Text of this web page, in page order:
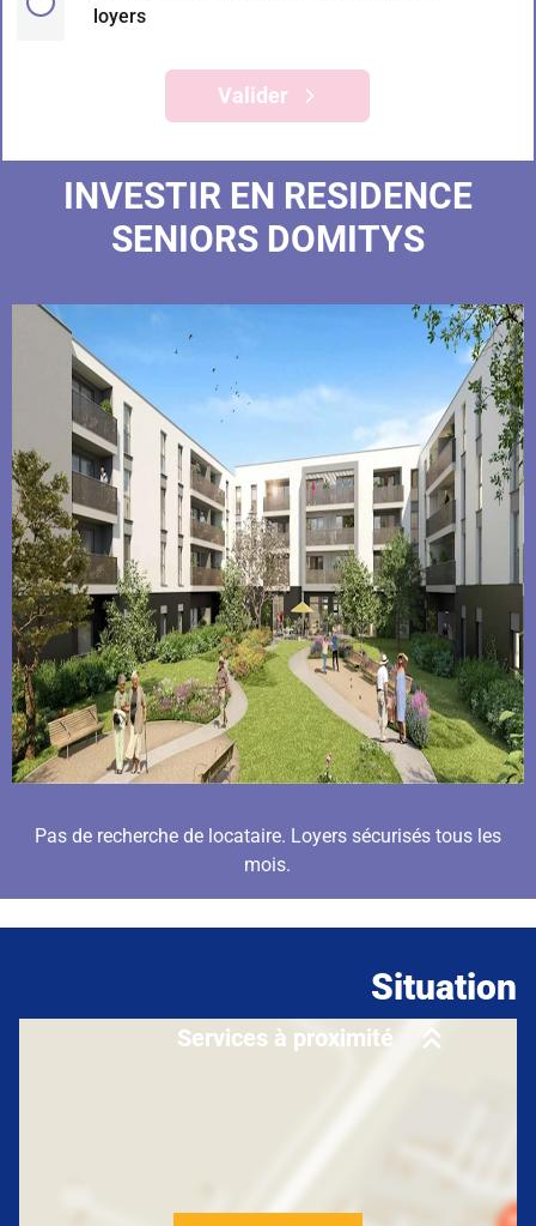
INVESTIR EN RESIDENCE
SENIORS DOMITYS
Pas de recherche de locataire. Loyers sécurisés tous les
mois.
loyers
Valider
Situation
Services à proximité